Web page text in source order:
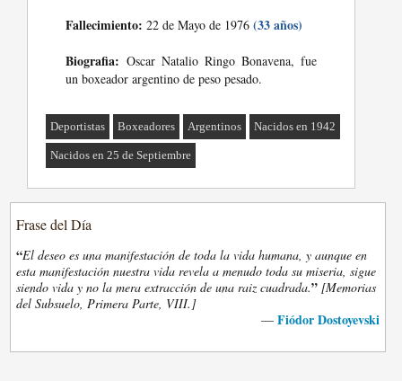
Fallecimiento: 22 de Mayo de 1976(33 años)
Biografia: Oscar Natalio Ringo Bonavena, fue
un boxeador argentino de peso pesado.
Deportistas Boxeadores Argentinos Nacidos en 1942
Nacidos en 25 de Septiembre
Frase del Día
“El deseo es una manifestación de toda la vida humana, y aunque en
esta manifestación nuestra vida revela a menudo toda su miseria, sigue
siendo vida y no la mera extracción de una raiz cuadrada.” [Memorias
del Subsuelo, Primera Parte, VIII.]
— Fiódor Dostoyevski